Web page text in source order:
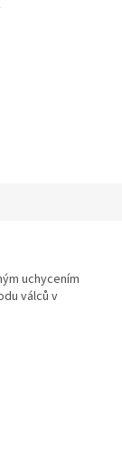
uchycením
válců v